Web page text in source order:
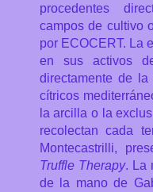
procedentes
campos de cultivo
por ECOCERT. La
en sus activos
directamente de
cítricos
la arcilla o la
recolectan cada
Montecastrilli,
Truffle Therapy. La
de la mano de